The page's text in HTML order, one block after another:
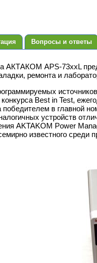
Вопросы и ответы
АКТАКОМ APS-73ххL
ремонта и
конкурса Best in Test,
победителем в главной
устройств
AKTAKOM Power
известного среди